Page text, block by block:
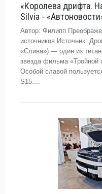
«Королева дрифта.
Silvia -
Автор: Филипп
источников Источник:
«Слива») — один из
звезда фильма «Тройной
Особой славой
S15....